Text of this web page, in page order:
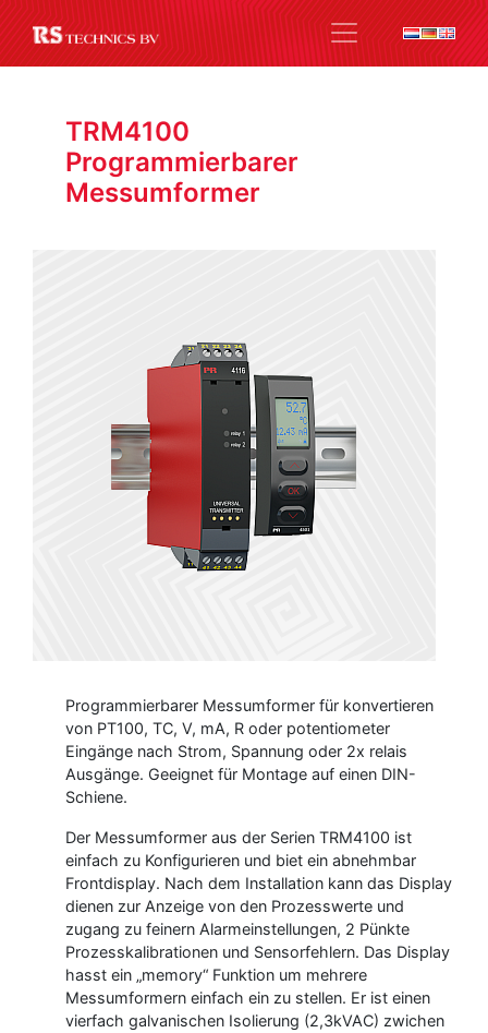
TRM4100
Programmierbarer
Messumformer
Programmierbarer Messumformer für konvertieren
von PT100, TC, V, mA, R oder potentiometer
Eingänge nach Strom, Spannung oder 2x relais
Ausgänge. Geeignet für Montage auf einen DIN-
Schiene.
Der Messumformer aus der Serien TRM4100 ist
einfach zu Konfigurieren und biet ein abnehmbar
Frontdisplay. Nach dem Installation kann das Display
dienen zur Anzeige von den Prozesswerte und
zugang zu feinern Alarmeinstellungen, 2 Pünkte
Prozesskalibrationen und Sensorfehlern. Das Display
hasst ein „memory“ Funktion um mehrere
Messumformern einfach ein zu stellen. Er ist einen
vierfach galvanischen Isolierung (2,3kVAC) zwichen